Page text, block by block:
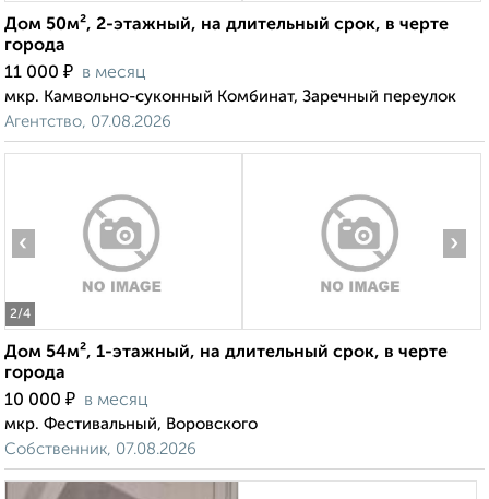
Дом 50м², 2-этажный, на длительный срок, в черте
города
11 000 ₽ в месяц
мкр. Камвольно-суконный Комбинат, Заречный переулок
Агентство, 07.08.2026
2/4
‹ ›
Дом 54м², 1-этажный, на длительный срок, в черте
города
10 000 ₽ в месяц
мкр. Фестивальный, Воровского
Собственник, 07.08.2026